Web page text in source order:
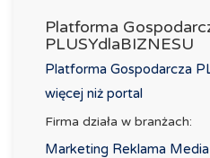
Platforma
PLUSYdlaBIZNESU
Platforma Gospodarcza
więcej niż portal
Firma działa w branżach:
Marketing Reklama